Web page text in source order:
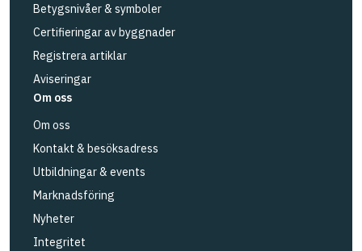
Betygsnivåer & symboler
Certifieringar av byggnader
Registrera artiklar
Aviseringar
Om oss
Om oss
Kontakt & besöksadress
Utbildningar & events
Marknadsföring
Nyheter
Integritet